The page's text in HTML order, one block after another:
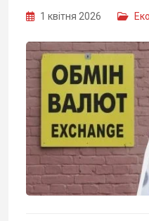
1 квітня 2026